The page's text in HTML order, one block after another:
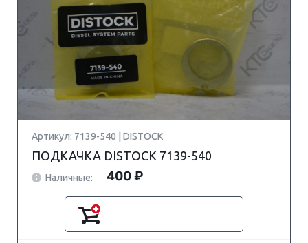
Артикул: 7139-540 | DISTOCK
ПОДКАЧКА DISTOCK 7139-540
Наличные: 400 ₽